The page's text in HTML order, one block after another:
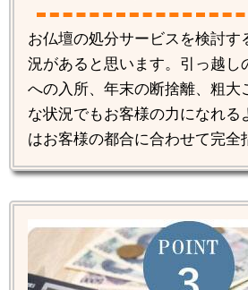
お仏壇の処分サービスを検討す
況があると思います。引っ越し
への入所、年末の断捨離、粗大
な状況でもお客様の力になれる
はお客様の都合に合わせて完全